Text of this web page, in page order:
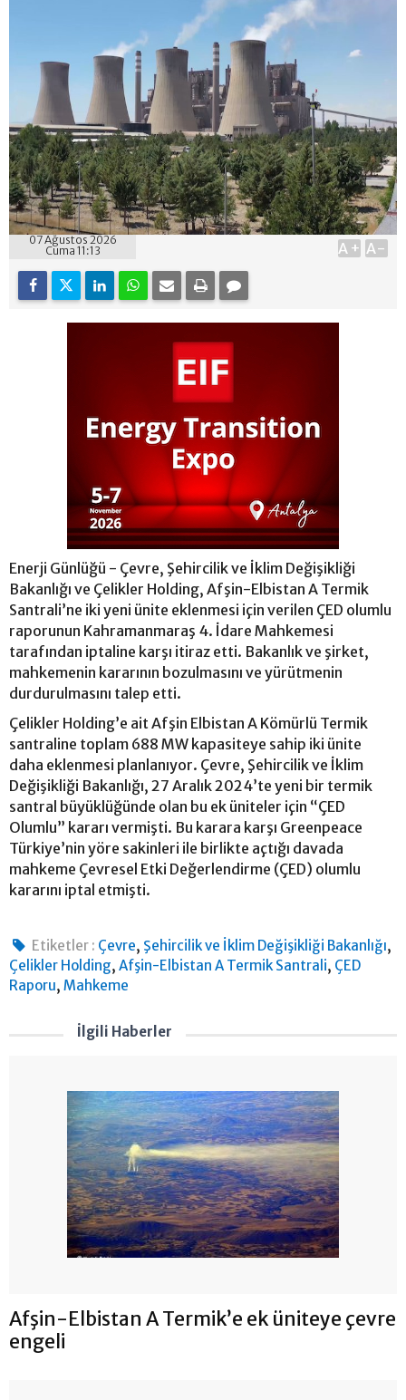
07 Ağustos 2026
Cuma 11:13
A+ A-
Enerji Günlüğü - Çevre, Şehircilik ve İklim Değişikliği
Bakanlığı ve Çelikler Holding, Afşin-Elbistan A Termik
Santrali’ne iki yeni ünite eklenmesi için verilen ÇED olumlu
raporunun Kahramanmaraş 4. İdare Mahkemesi
tarafından iptaline karşı itiraz etti. Bakanlık ve şirket,
mahkemenin kararının bozulmasını ve yürütmenin
durdurulmasını talep etti.
Çelikler Holding’e ait Afşin Elbistan A Kömürlü Termik
santraline toplam 688 MW kapasiteye sahip iki ünite
daha eklenmesi planlanıyor. Çevre, Şehircilik ve İklim
Değişikliği Bakanlığı, 27 Aralık 2024’te yeni bir termik
santral büyüklüğünde olan bu ek üniteler için “ÇED
Olumlu” kararı vermişti. Bu karara karşı Greenpeace
Türkiye’nin yöre sakinleri ile birlikte açtığı davada
mahkeme Çevresel Etki Değerlendirme (ÇED) olumlu
kararını iptal etmişti.
Etiketler : Çevre, Şehircilik ve İklim Değişikliği Bakanlığı,
Çelikler Holding, Afşin-Elbistan A Termik Santrali, ÇED
Raporu, Mahkeme
İlgili Haberler
Afşin-Elbistan A Termik’e ek üniteye çevre
engeli